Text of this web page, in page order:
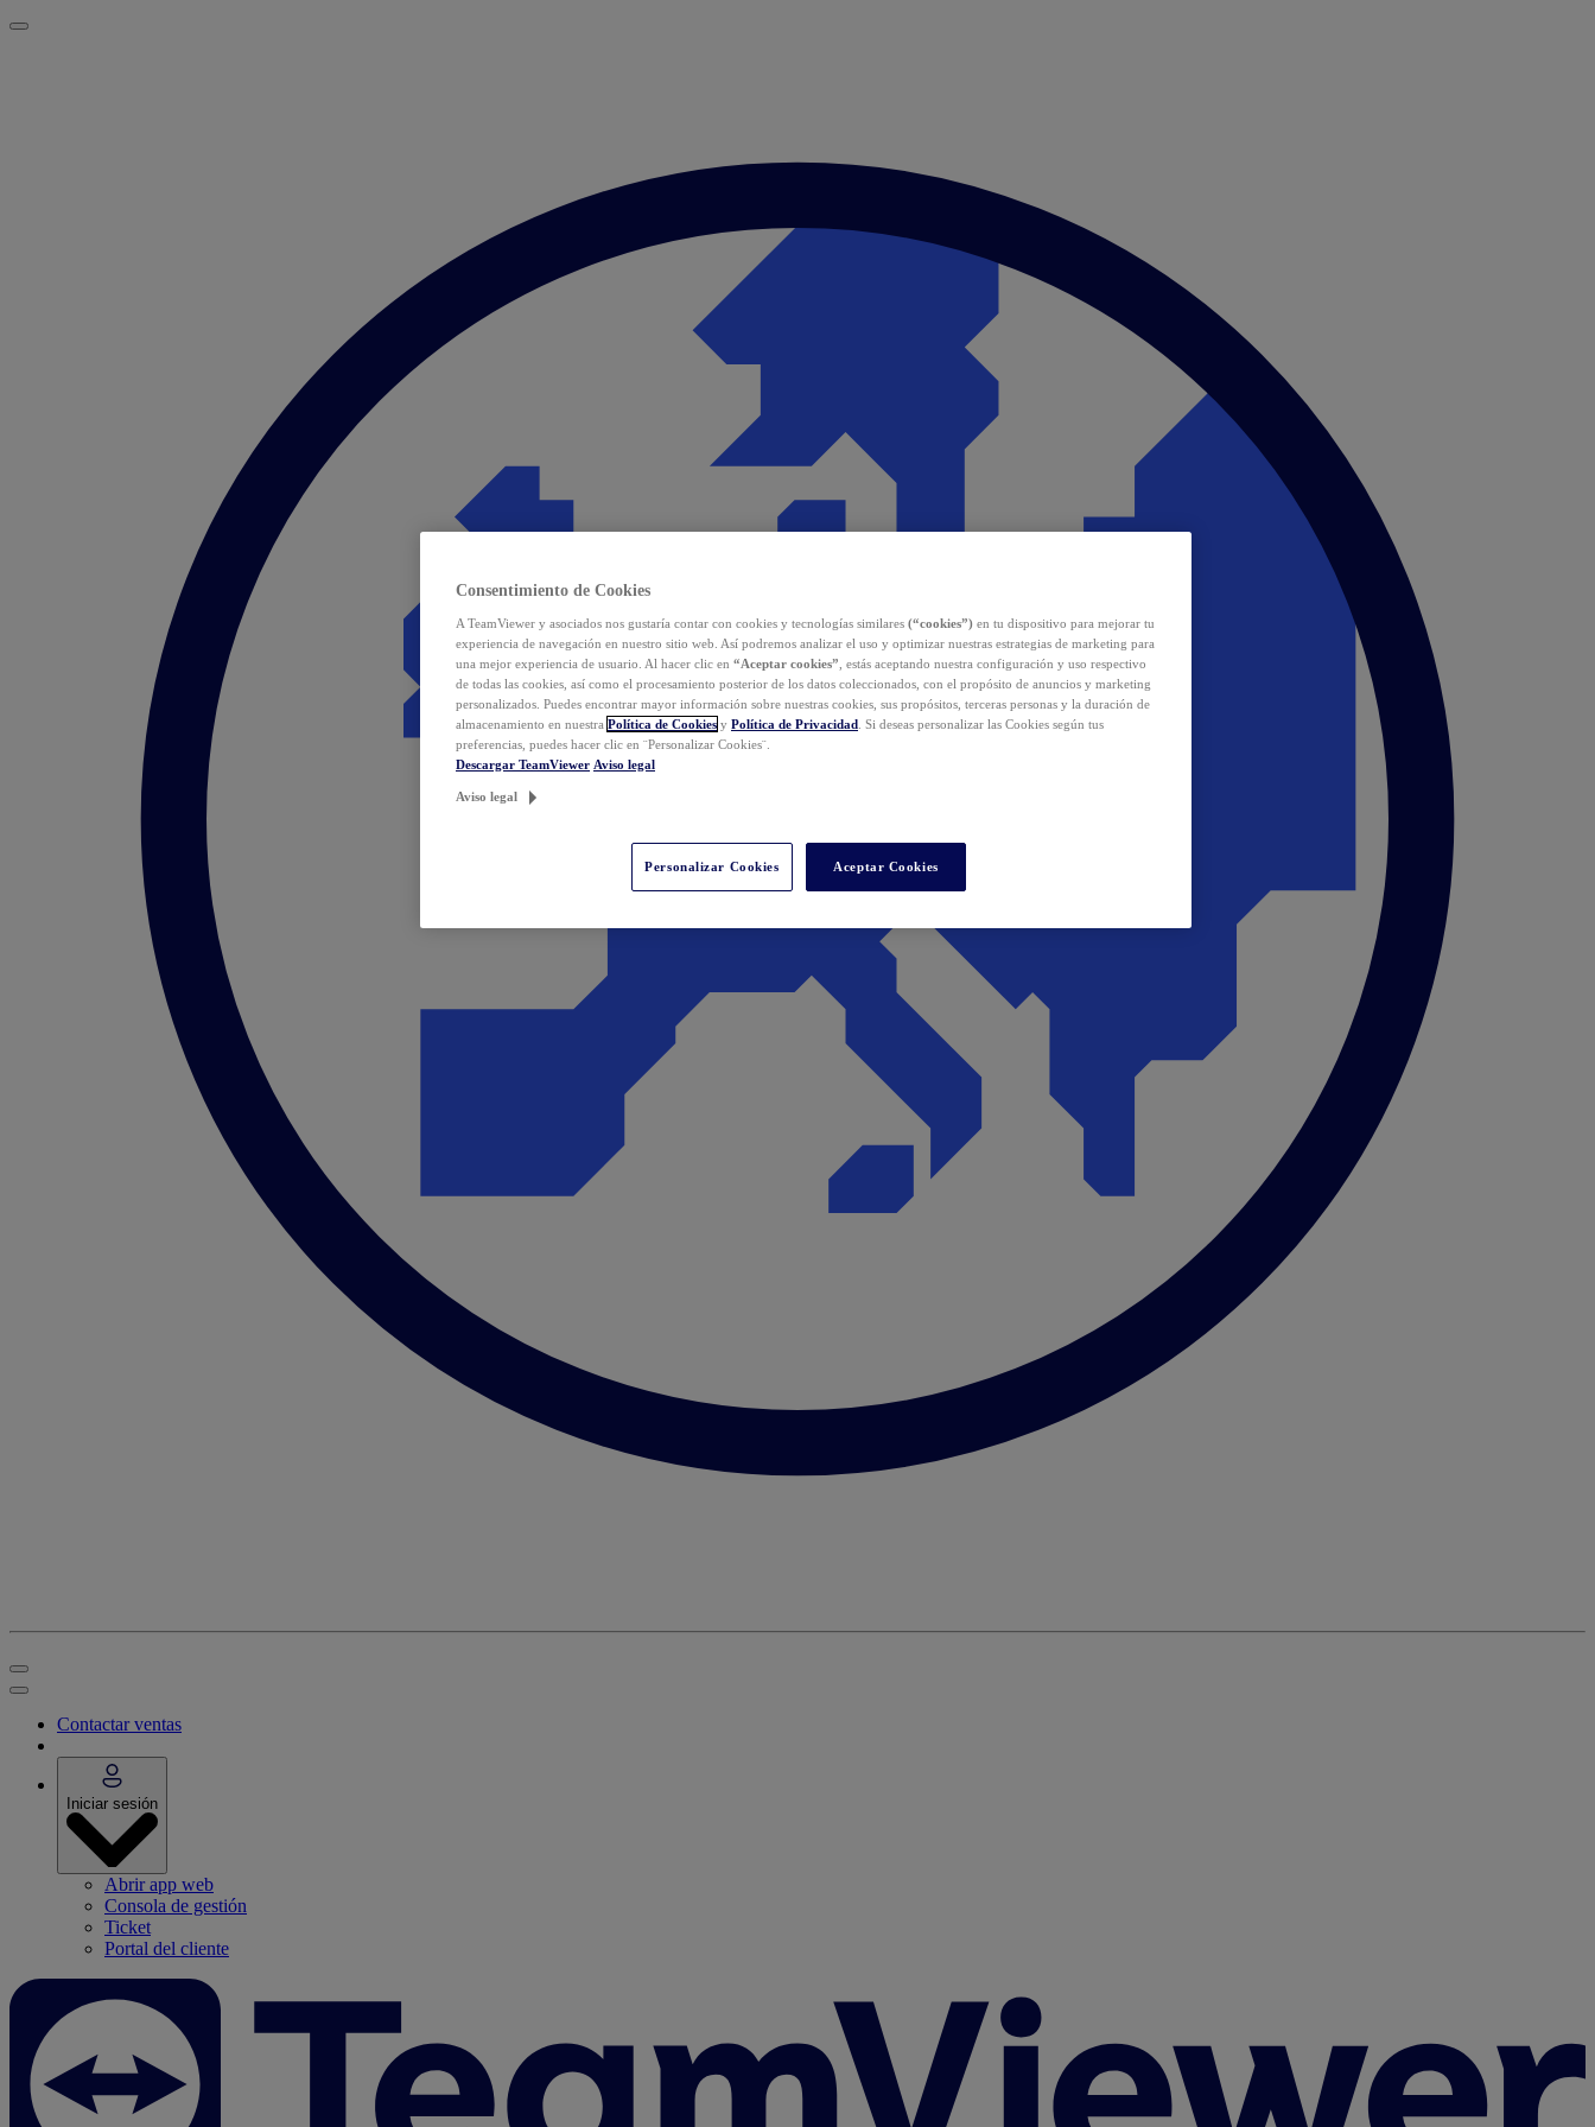
Contactar ventas
Iniciar sesión
Abrir app web
Consola de gestión
Ticket
Portal del cliente
Consentimiento de Cookies
A TeamViewer y asociados nos gustaría contar con cookies y tecnologías similares (“cookies”) en tu dispositivo para mejorar tu
experiencia de navegación en nuestro sitio web. Así podremos analizar el uso y optimizar nuestras estrategias de marketing para
una mejor experiencia de usuario. Al hacer clic en “Aceptar cookies” , estás aceptando nuestra configuración y uso respectivo
de todas las cookies, así como el procesamiento posterior de los datos coleccionados, con el propósito de anuncios y marketing
personalizados. Puedes encontrar mayor información sobre nuestras cookies, sus propósitos, terceras personas y la duración de
almacenamiento en nuestra Política de Cookies y Política de Privacidad . Si deseas personalizar las Cookies según tus
preferencias, puedes hacer clic en ¨Personalizar Cookies¨.
Descargar TeamViewer Aviso legal
Aviso legal
Personalizar Cookies Aceptar Cookies